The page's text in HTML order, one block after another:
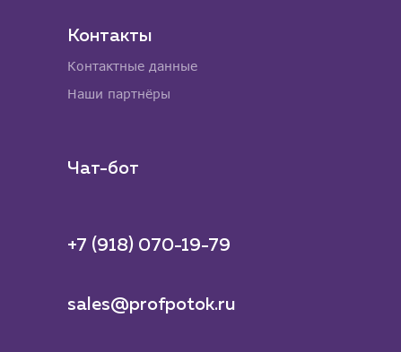
Контакты
Контактные данные
Наши партнёры
Чат-бот
+7 (918) 070-19-79
sales@profpotok.ru